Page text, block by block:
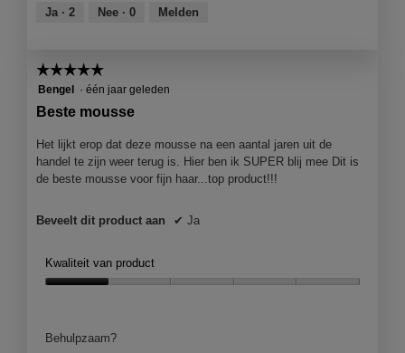
van
Ja · 2 Nee · 0 Melden
☆☆☆☆☆
☆☆☆☆☆
5
sterren.
Bengel · één jaar geleden
Beste mousse
Het lijkt erop dat deze mousse na een aantal jaren uit de
handel te zijn weer terug is. Hier ben ik SUPER blij mee Dit is
de beste mousse voor fijn haar...top product!!!
Beveelt dit product aan ✔ Ja
Kwaliteit van product
1Behulpzaam?